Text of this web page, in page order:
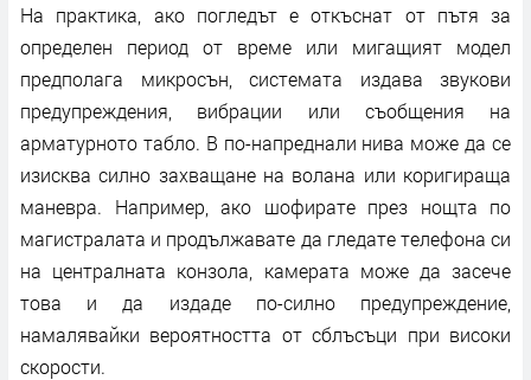
На практика, ако погледът е откъснат от пътя за
определен период от време или мигащият модел
предполага микросън, системата издава звукови
предупреждения, вибрации или съобщения на
арматурното табло. В по-напреднали нива може да се
изисква силно захващане на волана или коригираща
маневра. Например, ако шофирате през нощта по
магистралата и продължавате да гледате телефона си
на централната конзола, камерата може да засече
това и да издаде по-силно предупреждение,
намалявайки вероятността от сблъсъци при високи
скорости.